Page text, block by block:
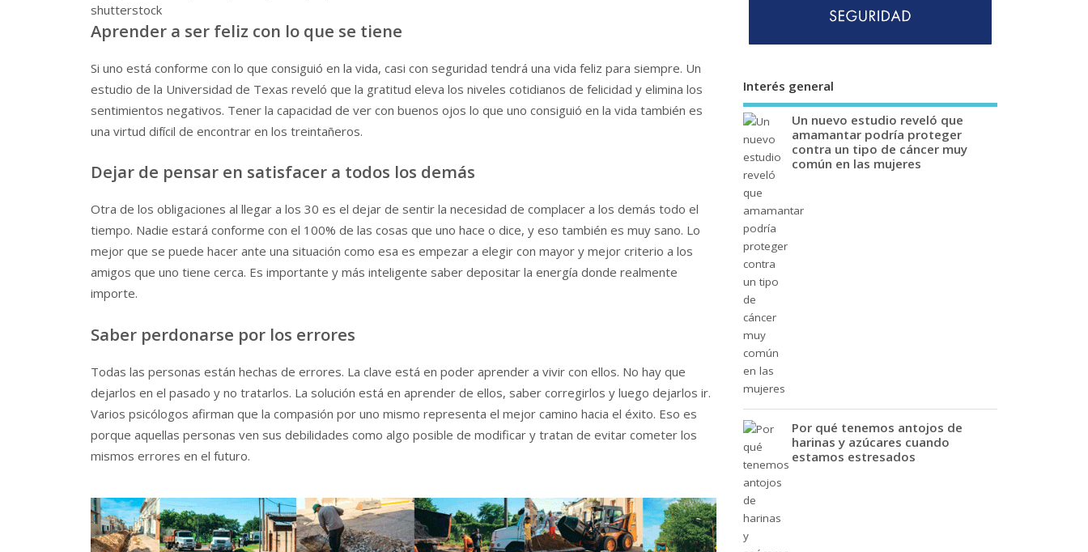
shutterstock
Aprender a ser feliz con lo que se tiene
Si uno está conforme con lo que consiguió en la vida, casi con seguridad tendrá una vida feliz para siempre. Un
estudio de la Universidad de Texas reveló que la gratitud eleva los niveles cotidianos de felicidad y elimina los
sentimientos negativos. Tener la capacidad de ver con buenos ojos lo que uno consiguió en la vida también es
una virtud difícil de encontrar en los treintañeros.
Dejar de pensar en satisfacer a todos los demás
Otra de los obligaciones al llegar a los 30 es el dejar de sentir la necesidad de complacer a los demás todo el
tiempo. Nadie estará conforme con el 100% de las cosas que uno hace o dice, y eso también es muy sano. Lo
mejor que se puede hacer ante una situación como esa es empezar a elegir con mayor y mejor criterio a los
amigos que uno tiene cerca. Es importante y más inteligente saber depositar la energía donde realmente
importe.
Saber perdonarse por los errores
Todas las personas están hechas de errores. La clave está en poder aprender a vivir con ellos. No hay que
dejarlos en el pasado y no tratarlos. La solución está en aprender de ellos, saber corregirlos y luego dejarlos ir.
Varios psicólogos afirman que la compasión por uno mismo representa el mejor camino hacia el éxito. Eso es
porque aquellas personas ven sus debilidades como algo posible de modificar y tratan de evitar cometer los
mismos errores en el futuro.
Interés general
Un nuevo estudio reveló que
amamantar podría proteger
contra un tipo de cáncer muy
común en las mujeres
Por qué tenemos antojos de
harinas y azúcares cuando
estamos estresados